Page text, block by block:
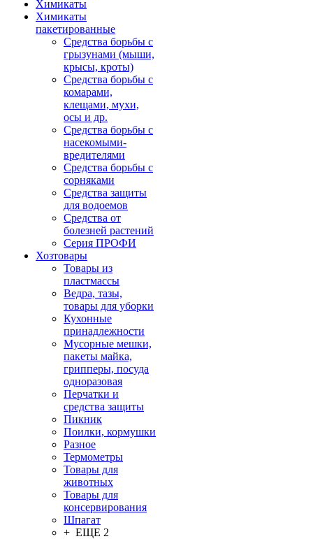
Химикаты
Химикаты
пакетированные
Средства борьбы с
грызунами (мыши,
крысы, кроты)
Средства борьбы с
комарами,
клещами, мухи,
осы и др.
Средства борьбы с
насекомыми-
вредителями
Средства борьбы с
сорняками
Средства защиты
для водоемов
Средства от
болезней растений
Серия ПРОФИ
Хозтовары
Товары из
пластмассы
Ведра, тазы,
товары для уборки
Кухонные
принадлежности
Мусорные мешки,
пакеты майка,
грипперы, посуда
одноразовая
Перчатки и
средства защиты
Пикник
Поилки, кормушки
Разное
Термометры
Товары для
животных
Товары для
консервирования
Шпагат
+ ЕЩЕ 2